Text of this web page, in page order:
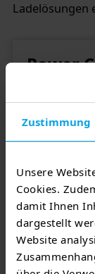
Zustimmung
Unsere
Cookies.
damit Ihnen
dargestellt
Website
Ladelösungen
Power